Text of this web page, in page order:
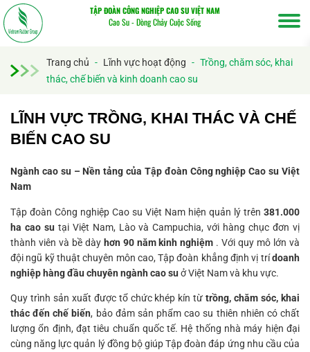
TẬP ĐOÀN CÔNG NGHIỆP CAO SU VIỆT NAM
Cao Su - Dòng Chảy Cuộc Sống
Trang chủ - Lĩnh vực hoạt động - Trồng, chăm sóc, khai
thác, chế biến và kinh doanh cao su
LĨNH VỰC TRỒNG, KHAI THÁC VÀ CHẾ
BIẾN CAO SU
Ngành cao su – Nền tảng của Tập đoàn Công nghiệp Cao su Việt
Nam
Tập đoàn Công nghiệp Cao su Việt Nam hiện quản lý trên 381.000
ha cao su tại Việt Nam, Lào và Campuchia, với hàng chục đơn vị
thành viên và bề dày hơn 90 năm kinh nghiệm . Với quy mô lớn và
đội ngũ kỹ thuật chuyên môn cao, Tập đoàn khẳng định vị trídoanh
nghiệp hàng đầu chuyên ngành cao su ở Việt Nam và khu vực.
Quy trình sản xuất được tổ chức khép kín từtrồng, chăm sóc, khai
thác đến chế biến, bảo đảm sản phẩm cao su thiên nhiên có chất
lượng ổn định, đạt tiêu chuẩn quốc tế. Hệ thống nhà máy hiện đại
cùng năng lực quản lý đồng bộ giúp Tập đoàn đáp ứng nhu cầu của
Tìm
kiếm...